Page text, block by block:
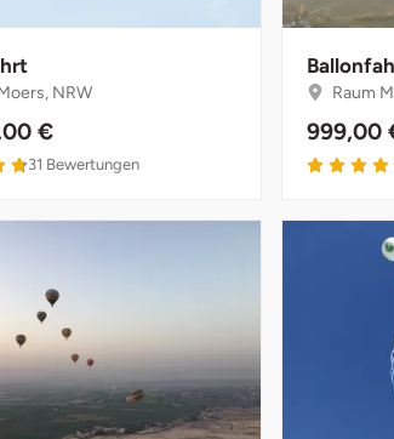
NRW
€
31 Bewertungen
Raum
999,00